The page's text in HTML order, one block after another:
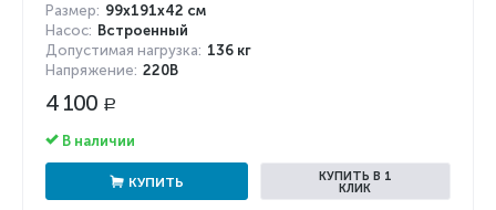
Размер: 99х191х42 см
Насос: Встроенный
Допустимая нагрузка: 136 кг
Напряжение: 220В
4 100 Р
В наличии
КУПИТЬ
КУПИТЬ В 1
КЛИК